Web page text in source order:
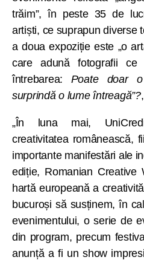
trăim”, în peste 35 de
artiști, ce suprapun diverse
a doua expoziție este „o
care adună fotografii
întrebarea: Poate doar
surprindă o lume întreagă”?
„În luna mai,
creativitatea românească,
importante manifestări ale
ediție, Romanian
hartă europeană a
bucuroși să susținem, în
evenimentului, o serie de
din program, precum
anunță a fi un show